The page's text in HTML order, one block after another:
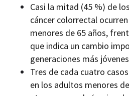
Casi la mitad (45 %) de
cáncer colorrectal
menores de 65 años,
que indica un cambio
generaciones más
Tres de cada cuatro
en los adultos menores